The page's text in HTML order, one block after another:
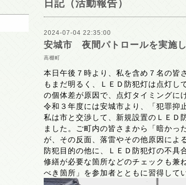
日記（活動報告）
2024-07-04 22:35:00
安城市 夜間パトロールを実施
高棚町
本日午後７時より、私を含め７名の皆
もまだ明るく、ＬＥＤ防犯灯は点灯し
の個体差が原因で、点灯タイミングに
令和３年度には安城市より、「犯罪抑
私は市と交渉して、新規設置のＬＥＤ
ました。ご町内の皆さまから「暗かっ
が、その反面、落雷やその他原因によ
防犯目的の他に、ＬＥＤ防犯灯の不具
修繕が必要な箇所などのチェックも兼
べき箇所」を参加者とともに習得して